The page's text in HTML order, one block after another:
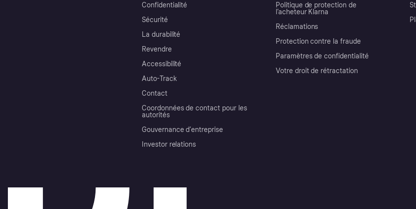
Confidentialité
Sécurité
La durabilité
Revendre
Accessibilité
Auto-Track
Contact
Coordonnées de contact pour les
autorités
Gouvernance d’entreprise
Investor relations
Politique de protection de
l’acheteur Klarna
Réclamations
Protection contre la fraude
Paramètres de confidentialité
Votre droit de rétractation